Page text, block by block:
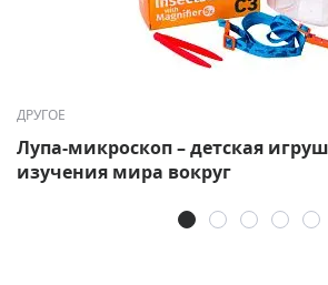
ДРУГОЕ
Лупа-микроскоп – детская
изучения мира вокруг